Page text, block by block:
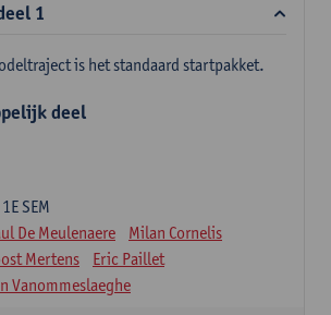
1
is het standaard startpakket.
deel
1E SEM
De Meulenaere
Milan Cornelis
Mertens
Eric Paillet
Vanommeslaeghe